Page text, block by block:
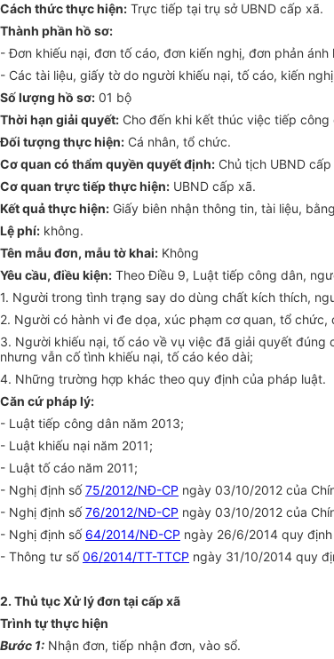
Cách thức thực hiện: Trực tiếp tại trụ sở UBND cấp xã.
Thành phần hồ sơ:
- Đơn khiếu nại, đơn tố cáo, đơn kiến nghị, đơn phản
- Các tài liệu, giấy tờ do người khiếu nại, tố cáo, kiến
Số lượng hồ sơ: 01 bộ
Thời hạn giải quyết: Cho đến khi kết thúc việc tiếp công
Đối tượng thực hiện: Cá nhân, tổ chức.
Cơquan có thẩm quyền quyết định: Chủ tịch UBND cấp
Cơ quan trực tiếp thực hiện: UBND cấp xã.
Kết quả thực hiện: Giấy biên nhận thông tin, tài liệu,
Lệ phí: không.
Tên mẫu đơn, mẫu tờkhai: Không
Yêu cầu, điều kiện: Theo Điều 9, Luật tiếp công dân,
1. Người trong tình trạng say do dùng chất kích thích,
2. Người có hành vi đe dọa, xúc phạm cơ quan, tổ chức,
3. Người khiếu nại, tố cáo về vụ việc đã giải quyết
nhưng vẫn cố tình khiếu nại, tố cáo kéo dài;
4. Những trường hợp khác theo quy định của pháp luật.
Căn cứ pháp lý:
- Luật tiếp công dân năm 2013;
- Luật khiếu nại năm 2011;
- Luật tố cáo năm 2011;
- Nghị định số75/2012/NĐ-CP ngày 03/10/2012 của
- Nghị định số76/2012/NĐ-CP ngày 03/10/2012 của
- Nghị định số 64/2014/NĐ-CP ngày 26/6/2014 quy
- Thông tư số06/2014/TT-TTCP ngày 31/10/2014 quy
2. Thủ tục Xử lý đơn tại cấp xã
Trình tựthực hiện
Bước 1: Nhận đơn, tiếp nhận đơn, vào sổ.